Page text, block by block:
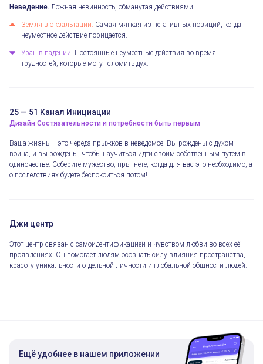
Неведение. Ложная невинность, обманутая действиями.
Земля в экзальтации. Самая мягкая из негативных позиций, когда
неуместное действие порицается.
Уран в падении. Постоянные неуместные действия во время
трудностей, которые могут сломить дух.
25 — 51 Канал Инициации
Дизайн Состязательности и потребности быть первым
Ваша жизнь – это череда прыжков в неведомое. Вы рождены с духом
воина, и вы рождены, чтобы научиться идти своим собственным путём в
одиночестве. Соберите мужество, прыгнете, когда для вас это необходимо, а
о последствиях будете беспокоиться потом!
Джи центр
Этот центр связан с самоидентификацией и чувством любви во всех её
проявлениях. Он помогает людям осознать силу влияния пространства,
красоту уникальности отдельной личности и глобальной общности людей.
Ещё удобнее в нашем приложении